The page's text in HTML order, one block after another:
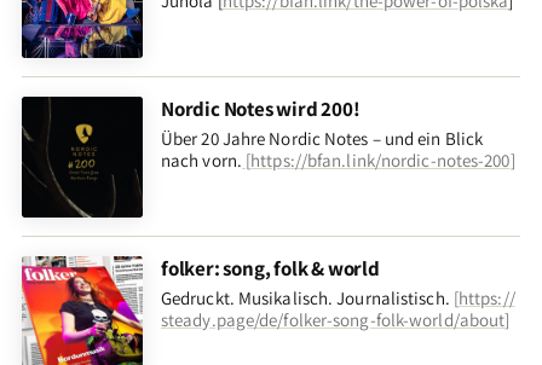
Nordic Notes wird 200!
Über 20 Jahre Nordic Notes – und ein Blick
nach vorn. [https://bfan.link/nordic-notes-200]
folker: song, folk & world
Gedruckt. Musikalisch. Journalistisch. [https://
steady.page/de/folker-song-folk-world/about]